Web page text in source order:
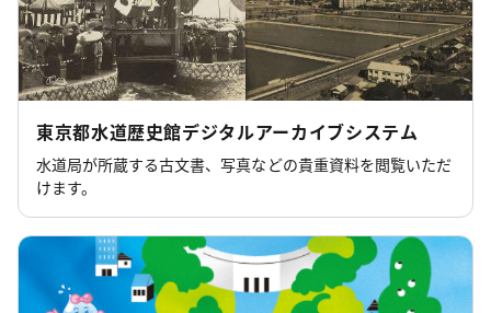
東京都水道歴史館デジタルアーカイブシステム
水道局が所蔵する古文書、写真などの貴重資料を閲覧いただ
けます。